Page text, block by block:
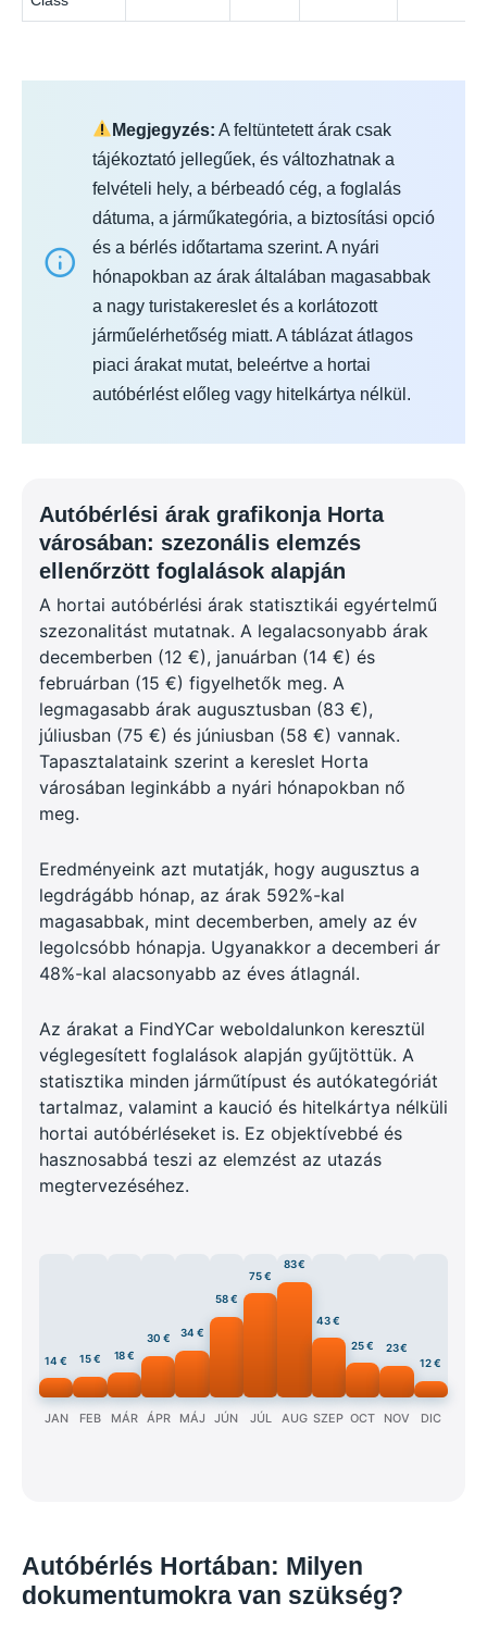
Megjegyzés: A feltüntetett árak csak
tájékoztató jellegűek, és változhatnak a
felvételi hely, a bérbeadó cég, a foglalás
dátuma, a járműkategória, a biztosítási opció
és a bérlés időtartama szerint. A nyári
hónapokban az árak általában magasabbak
a nagy turistakereslet és a korlátozott
járműelérhetőség miatt. A táblázat átlagos
piaci árakat mutat, beleértve a hortai
autóbérlést előleg vagy hitelkártya nélkül.
Autóbérlési árak grafikonja Horta
városában: szezonális elemzés
ellenőrzött foglalások alapján
A hortai autóbérlési árak statisztikái egyértelmű
szezonalitást mutatnak. A legalacsonyabb árak
decemberben (12 €), januárban (14 €) és
februárban (15 €) figyelhetők meg. A
legmagasabb árak augusztusban (83 €),
júliusban (75 €) és júniusban (58 €) vannak.
Tapasztalataink szerint a kereslet Horta
városában leginkább a nyári hónapokban nő
meg.
Eredményeink azt mutatják, hogy augusztus a
legdrágább hónap, az árak 592%-kal
magasabbak, mint decemberben, amely az év
legolcsóbb hónapja. Ugyanakkor a decemberi ár
48%-kal alacsonyabb az éves átlagnál.
Az árakat a FindYCar weboldalunkon keresztül
véglegesített foglalások alapján gyűjtöttük. A
statisztika minden járműtípust és autókategóriát
tartalmaz, valamint a kaució és hitelkártya nélküli
hortai autóbérléseket is. Ez objektívebbé és
hasznosabbá teszi az elemzést az utazás
megtervezéséhez.
14 €
JAN
15 €
FEB
18 €
MÁR
30 €
ÁPR
34 €
MÁJ
58 €
JÚN
75 €
JÚL
83 €
AUG
43 €
SZEP
25 €
OCT
23 €
NOV
12 €
DIC
Autóbérlés Hortában: Milyen
dokumentumokra van szükség?